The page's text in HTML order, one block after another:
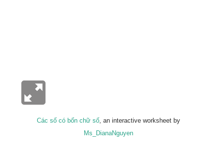
Các số có bốn chữ số, an interactive worksheet by
Ms_DianaNguyen